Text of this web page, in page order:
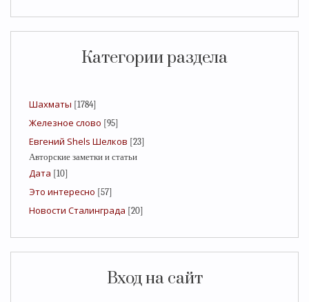
Категории раздела
Шахматы [1784]
Железное слово [95]
Евгений Shels Шелков [23]
Авторские заметки и статьи
Дата [10]
Это интересно [57]
Новости Сталинграда [20]
Вход на сайт